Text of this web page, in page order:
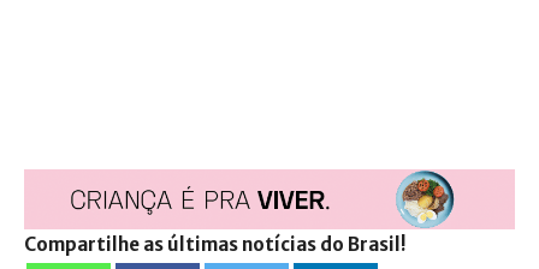
Compartilhe as últimas notícias do Brasil!